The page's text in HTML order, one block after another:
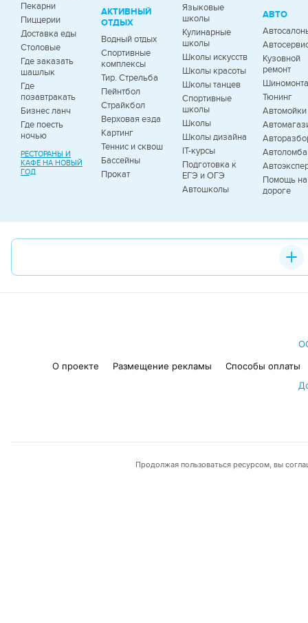
Пекарни
Пиццерии
Доставка еды
Столовые
Где заказать
шашлык
Где
позавтракать
Бизнес ланч
Где поесть
ночью
РЕСТОРАНЫ И
КАФЕ НА НОВЫЙ
ГОД
АКТИВНЫЙ
ОТДЫХ
Водный отдых
Спортивные
комплексы
Тир. Стрельба
Пейнтбол
Страйкбол
Верховая езда
Картинг
Теннис и сквош
Бассейны
Прокат
Языковые
школы
Кулинарные
школы
Школы искусств
Школы красоты
Школы танцев
Спортивные
школы
Школы
Школы дизайна
IT-курсы
Подготовка к
ЕГЭ и ОГЭ
Автошколы
АВТО
Кузовной
ремонт
Тюнинг
Автомойки
Помощь на
дороге
О проекте
Размещение рекламы
Способы оплаты
Продолжая пользоваться ресурсом, вы